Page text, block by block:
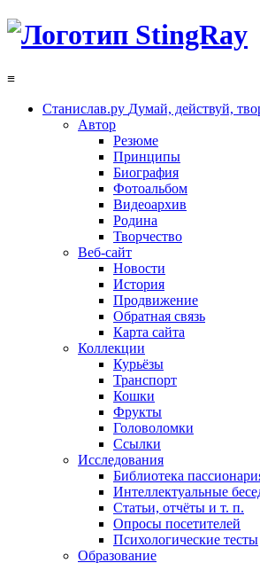
≡
Станислав.ру Думай, действуй,
Автор
Резюме
Принципы
Биография
Фотоальбом
Видеоархив
Родина
Творчество
Веб-сайт
Новости
История
Продвижение
Обратная связь
Карта сайта
Коллекции
Курьёзы
Транспорт
Кошки
Фрукты
Головоломки
Ссылки
Исследования
Библиотека
Интеллектуальные
Статьи, отчёты и т. п.
Опросы посетителей
Психологические тесты
Образование